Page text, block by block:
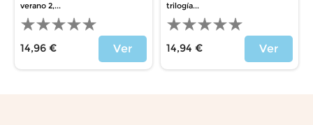
verano 2,...
14,96 €
Ver
trilogía...
14,94 €
Ver